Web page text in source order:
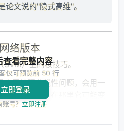
论文说的"隐式高维"。
络版本
）里的核技巧。
需要处理非线性问题，会用一
到高维空间，在那里它可能变
做这种映射计算量巨大。
需要真的计算高维映射，只需
查看完整内容
仅可预览前 50 行
立即登录
号？ 立即注册